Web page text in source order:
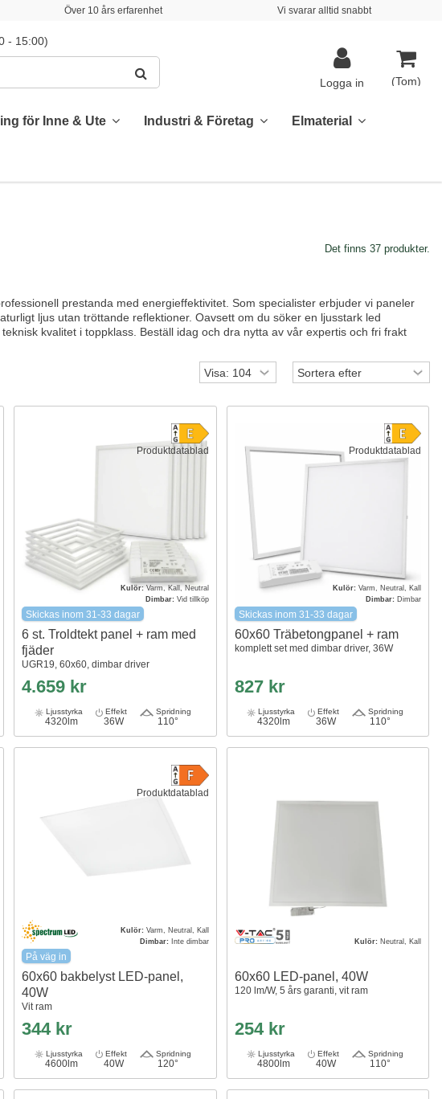
Över 10 års erfarenhet Vi svarar alltid snabbt
- 15:00)
(Tom)
Logga in
för Inne & Ute Industri & Företag Elmaterial
Det finns 37 produkter.
prestanda med energieffektivitet. Som specialister erbjuder vi paneler
ljus utan tröttande reflektioner. Oavsett om du söker en ljusstark led
kvalitet i toppklass. Beställ idag och dra nytta av vår expertis och fri frakt
Produktdatablad
Kulör:Varm, Kall, Neutral
Dimbar: Vid tillköp
Skickas inom 31-33 dagar
6 st. Troldtekt panel + ram med
fjäder
UGR19, 60x60, dimbar driver
4.659 kr
Ljusstyrka
4320lm
Effekt
36W
Spridning
110°
Produktdatablad
Kulör: Varm, Neutral, Kall
Dimbar: Dimbar
Skickas inom 31-33 dagar
60x60 Träbetongpanel + ram
komplett set med dimbar driver, 36W
827 kr
Ljusstyrka
4320lm
Effekt
36W
Spridning
110°
Produktdatablad
Kulör: Varm, Neutral, Kall
Dimbar: Inte dimbar
På väg in
60x60 bakbelyst LED-panel,
40W
Vit ram
344 kr
Ljusstyrka
4600lm
Effekt
40W
Spridning
120°
Kulör: Neutral, Kall
60x60 LED-panel, 40W
120 lm/W, 5 års garanti, vit ram
254 kr
Ljusstyrka
4800lm
Effekt
40W
Spridning
110°